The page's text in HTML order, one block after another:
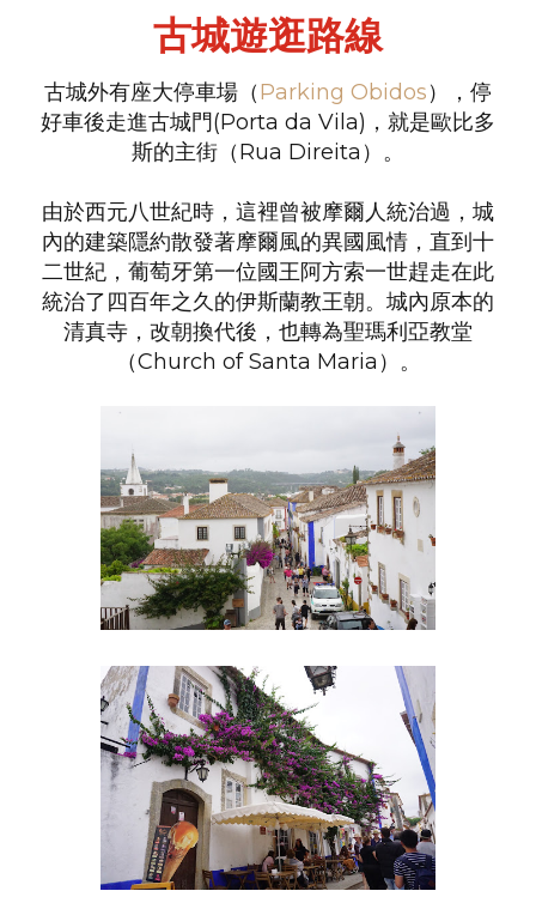
古城遊逛路線
古城外有座大停車場（Parking Obidos），停
好車後走進古城門(Porta da Vila)，就是歐比多
斯的主街（Rua Direita）。
由於西元八世紀時，這裡曾被摩爾人統治過，城
內的建築隱約散發著摩爾風的異國風情，直到十
二世紀，葡萄牙第一位國王阿方索一世趕走在此
統治了四百年之久的伊斯蘭教王朝。城內原本的
清真寺，改朝換代後，也轉為聖瑪利亞教堂
（Church of Santa Maria）。